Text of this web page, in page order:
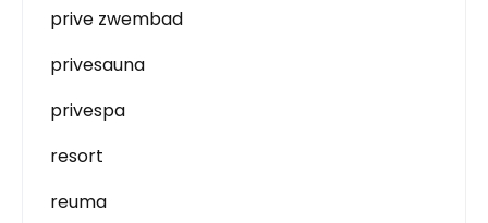
prive zwembad
privesauna
privespa
resort
reuma